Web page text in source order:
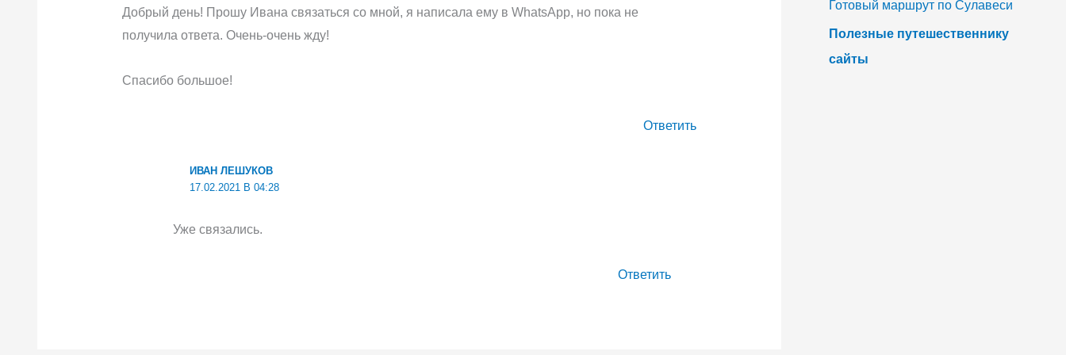
Добрый день! Прошу Ивана связаться со мной, я написала ему в WhatsApp, но пока не
получила ответа. Очень-очень жду!
Спасибо большое!
Ответить
ИВАН ЛЕШУКОВ
17.02.2021 В 04:28
Уже связались.
Ответить
Готовый маршрут по Сулавеси
Полезные путешественнику
сайты